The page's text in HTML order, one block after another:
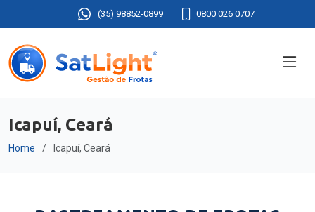
(35) 98852-0899 0800 026 0707
Icapuí, Ceará
Home Icapuí, Ceará